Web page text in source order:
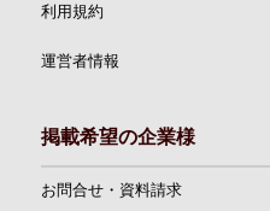
利用規約
運営者情報
掲載希望の企業様
お問合せ・資料請求